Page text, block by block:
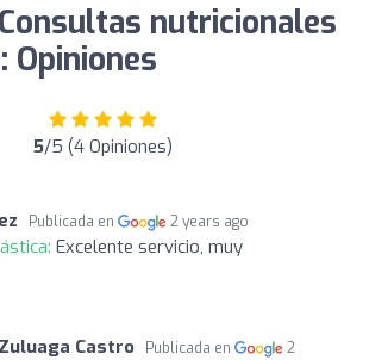
nutricionales
Opiniones
5/5 (4 Opiniones)
Publicada en 2 years ago
Excelente servicio, muy
Castro Publicada en
2